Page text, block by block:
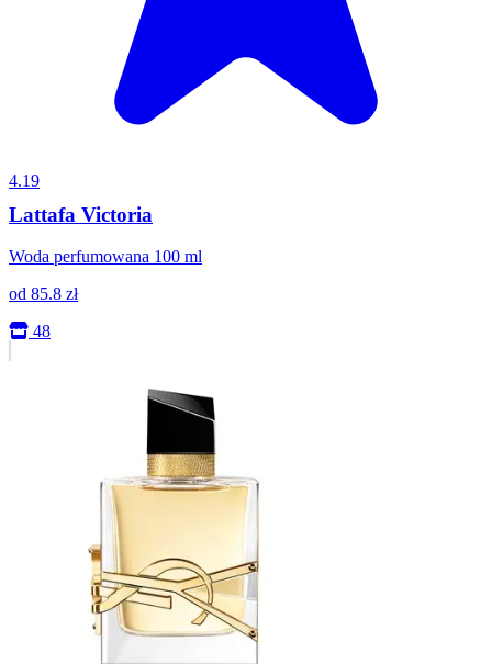
4.19
Lattafa Victoria
Woda perfumowana 100 ml
od 85.8 zł
48